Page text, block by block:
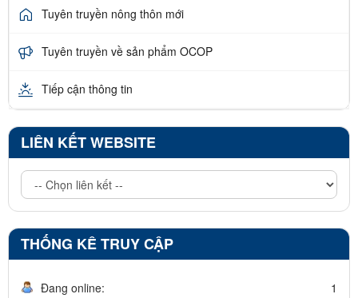
Tuyên truyền nông thôn mới
Tuyên truyền về sản phẩm OCOP
Tiếp cận thông tin
LIÊN KẾT WEBSITE
THỐNG KÊ TRUY CẬP
Đang online: 1